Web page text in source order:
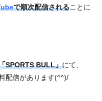
で順次配信されることに
SPORTS BULL」にて、
配信があります(^^)/